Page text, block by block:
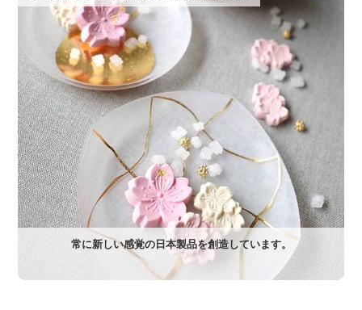
常に新しい感覚の日本製品を創造しています。